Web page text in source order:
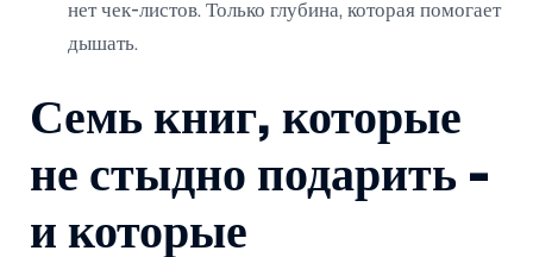
нет чек-листов. Только глубина, которая помогает
дышать.
Семь книг, которые
не стыдно подарить -
и которые